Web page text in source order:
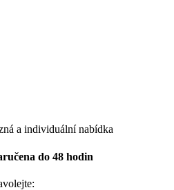
a individuální nabídka
do 48 hodin